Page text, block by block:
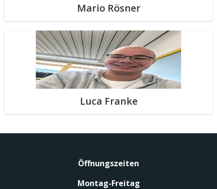
Mario Rösner
Luca Franke
Öffnungszeiten
Montag-Freitag